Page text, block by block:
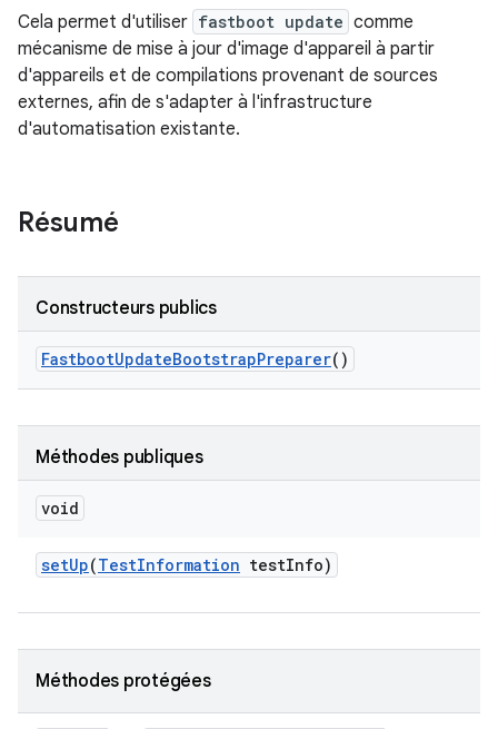
Cela permet d'utiliser fastboot update comme
mécanisme de mise à jour d'image d'appareil à partir
d'appareils et de compilations provenant de sources
externes, afin de s'adapter à l'infrastructure
d'automatisation existante.
Résumé
Constructeurs publics
FastbootUpdateBootstrapPreparer()
Méthodes publiques
void
setUp(TestInformation testInfo)
Méthodes protégées